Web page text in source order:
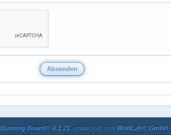
Burning Board® 4.1.21, entwickelt von WoltLab® GmbH